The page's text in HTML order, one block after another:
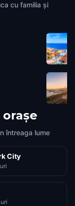
cu familia și
întreaga lume
City